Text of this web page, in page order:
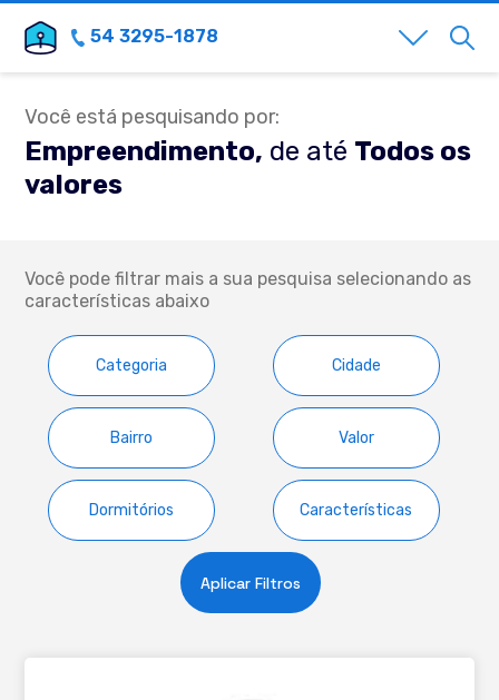
54 3295-1878
Você está pesquisando por:
Empreendimento, de até Todos os
valores
Você pode filtrar mais a sua pesquisa selecionando as
características abaixo
Categoria Cidade
Bairro Valor
Dormitórios Características
Aplicar Filtros